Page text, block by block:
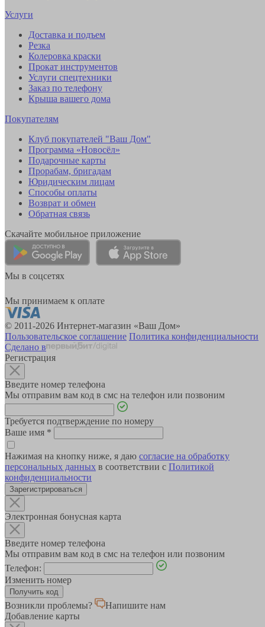
Услуги
Доставка и подъем
Резка
Колеровка краски
Прокат инструментов
Услуги спецтехники
Заказ по телефону
Крыша вашего дома
Покупателям
Клуб покупателей "Ваш Дом"
Программа «Новосёл»
Подарочные карты
Прорабам, бригадам
Юридическим лицам
Способы оплаты
Возврат и обмен
Обратная связь
Скачайте мобильное приложение
Мы в соцсетях
Мы принимаем к оплате
© 2011-2026 Интернет-магазин «Ваш Дом»
Пользовательское соглашение Политика конфиденциальности
Сделано в
Регистрация
Введите номер телефона
Мы отправим вам код в смс на телефон или позвоним
Требуется подтверждение по номеру
Ваше имя *
Нажимая на кнопку ниже, я даю согласие на обработку
персональных данных в соответствии с Политикой
конфиденциальности
Зарегистрироваться
Электронная бонусная карта
Введите номер телефона
Мы отправим вам код в смс на телефон или позвоним
Телефон:
Изменить номер
Возникли проблемы?
Напишите нам
Добавление карты